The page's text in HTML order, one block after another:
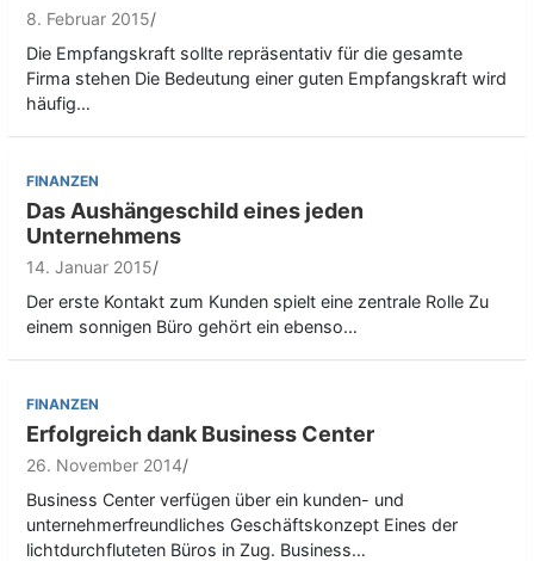
8. Februar 2015
Die Empfangskraft sollte repräsentativ für die gesamte
Firma stehen Die Bedeutung einer guten Empfangskraft wird
häufig…
FINANZEN
Das Aushängeschild eines jeden
Unternehmens
14. Januar 2015
Der erste Kontakt zum Kunden spielt eine zentrale Rolle Zu
einem sonnigen Büro gehört ein ebenso…
FINANZEN
Erfolgreich dank Business Center
26. November 2014
Business Center verfügen über ein kunden- und
unternehmerfreundliches Geschäftskonzept Eines der
lichtdurchfluteten Büros in Zug. Business…